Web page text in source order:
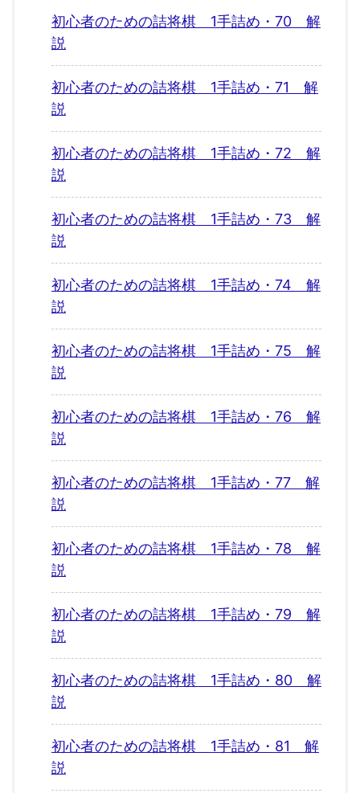
初心者のための詰将棋 1手詰め・70 解
説
初心者のための詰将棋 1手詰め・71 解
説
初心者のための詰将棋 1手詰め・72 解
説
初心者のための詰将棋 1手詰め・73 解
説
初心者のための詰将棋 1手詰め・74 解
説
初心者のための詰将棋 1手詰め・75 解
説
初心者のための詰将棋 1手詰め・76 解
説
初心者のための詰将棋 1手詰め・77 解
説
初心者のための詰将棋 1手詰め・78 解
説
初心者のための詰将棋 1手詰め・79 解
説
初心者のための詰将棋 1手詰め・80 解
説
初心者のための詰将棋 1手詰め・81 解
説